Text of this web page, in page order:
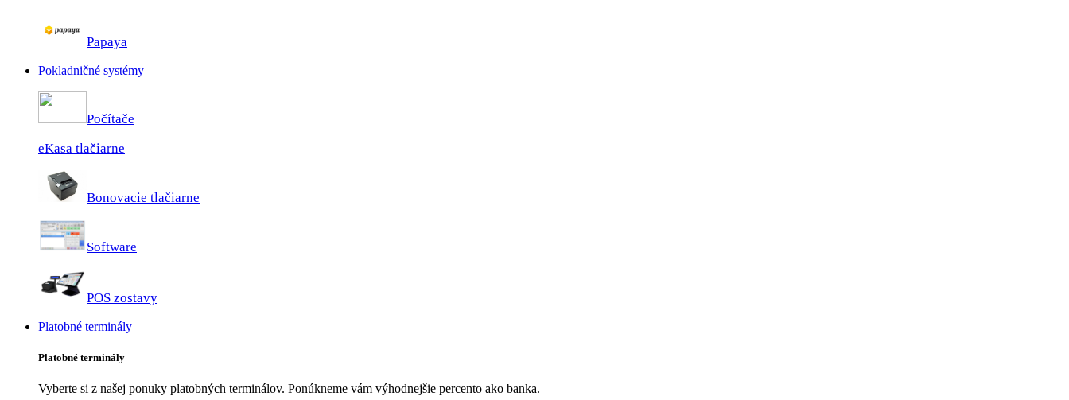
Papaya
Pokladničné systémy
Počítače
eKasa tlačiarne
Bonovacie tlačiarne
Software
POS zostavy
Platobné terminály
Platobné terminály
Vyberte si z našej ponuky platobných terminálov. Ponúkneme vám výhodnejšie percento ako banka.